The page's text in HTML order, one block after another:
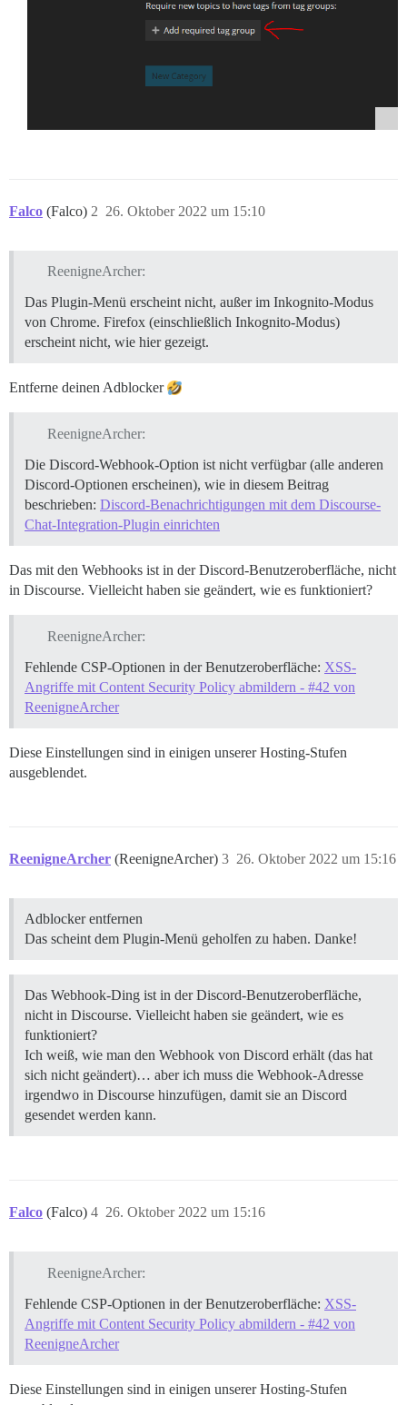
Falco (Falco) 26. Oktober 2022 um 15:10
2
ReenigneArcher:
Das Plugin-Menü erscheint nicht, außer im Inkognito-Modus
von Chrome. Firefox (einschließlich Inkognito-Modus)
erscheint nicht, wie hier gezeigt.
Entferne deinen Adblocker
ReenigneArcher:
Die Discord-Webhook-Option ist nicht verfügbar (alle anderen
Discord-Optionen erscheinen), wie in diesem Beitrag
beschrieben: Discord-Benachrichtigungen mit dem Discourse-
Chat-Integration-Plugin einrichten
Das mit den Webhooks ist in der Discord-Benutzeroberfläche, nicht
in Discourse. Vielleicht haben sie geändert, wie es funktioniert?
ReenigneArcher:
Fehlende CSP-Optionen in der Benutzeroberfläche: XSS-
Angriffe mit Content Security Policy abmildern - #42 von
ReenigneArcher
Diese Einstellungen sind in einigen unserer Hosting-Stufen
ausgeblendet.
ReenigneArcher (ReenigneArcher) 26. Oktober 2022 um 15:16
3
Adblocker entfernen
Das scheint dem Plugin-Menü geholfen zu haben. Danke!
Das Webhook-Ding ist in der Discord-Benutzeroberfläche,
nicht in Discourse. Vielleicht haben sie geändert, wie es
funktioniert?
Ich weiß, wie man den Webhook von Discord erhält (das hat
sich nicht geändert)… aber ich muss die Webhook-Adresse
irgendwo in Discourse hinzufügen, damit sie an Discord
gesendet werden kann.
Falco (Falco) 26. Oktober 2022 um 15:16
4
ReenigneArcher:
Fehlende CSP-Optionen in der Benutzeroberfläche: XSS-
Angriffe mit Content Security Policy abmildern - #42 von
ReenigneArcher
Diese Einstellungen sind in einigen unserer Hosting-Stufen